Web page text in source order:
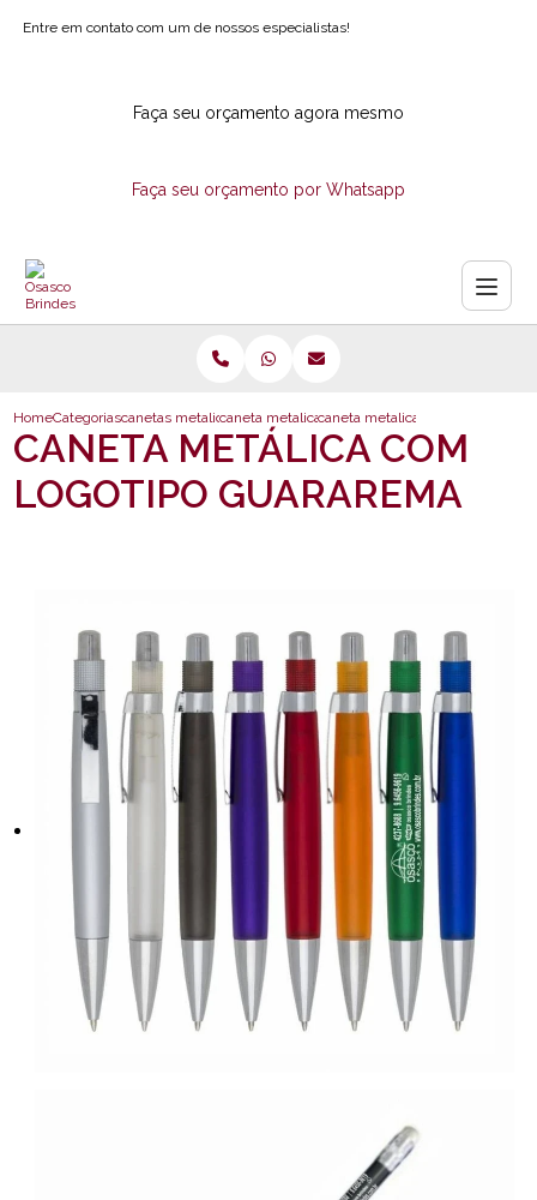
Entre em contato com um de nossos especialistas!
Faça seu orçamento agora mesmo
Faça seu orçamento por Whatsapp
HomeCategoriascanetas metalicascaneta metalica com estojocaneta metalica com logotipo
CANETA METÁLICA COM
LOGOTIPO GUARAREMA